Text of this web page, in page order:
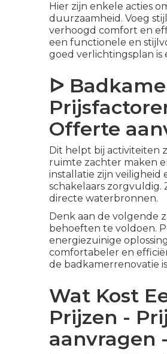
Hier zijn enkele acties
duurzaamheid. Voeg
verhoogd comfort en
een functionele en
goed verlichtingsplan is
ᐅ
Offerte
Dit helpt bij activiteiten
ruimte zachter maken
installatie zijn veiligheid
schakelaars zorgvuldig.
directe waterbronnen.
Denk aan de volgende
behoeften te voldoen.
energiezuinige
comfortabeler en
de badkamerrenovatie
Wat Kost
Prijzen -
aanvragen